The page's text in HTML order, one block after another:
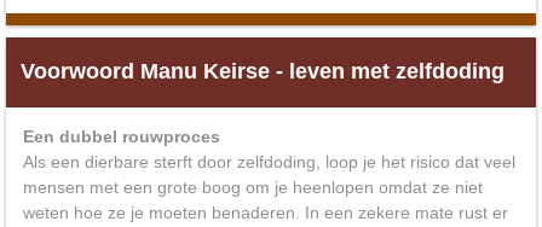
Voorwoord Manu Keirse - leven met zelfdoding
Een dubbel rouwproces
Als een dierbare sterft door zelfdoding, loop je het risico dat veel
mensen met een grote boog om je heenlopen omdat ze niet
weten hoe ze je moeten benaderen. In een zekere mate rust er